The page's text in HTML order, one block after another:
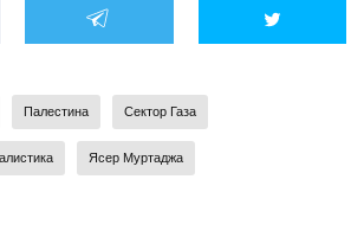
Палестина Сектор Газа
Ясер Муртаджа